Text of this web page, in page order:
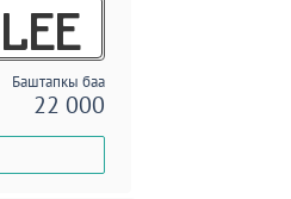
LEE
Баштапкы баа
22 000